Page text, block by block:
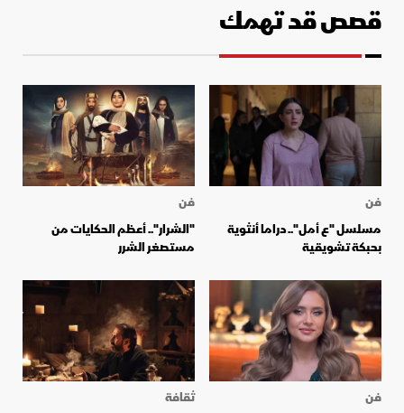
قصص قد تهمك
فن
مسلسل "ع أمل".. دراما أنثوية
بحبكة تشويقية
فن
"الشرار".. أعظم الحكايات من
مستصغر الشرر
فن
ثقافة